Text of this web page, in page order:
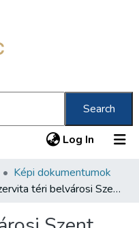
Search
Log In (current)
Képi dokumentumok
[Szervita téri belvárosi Szent Anna-templom szószéke]